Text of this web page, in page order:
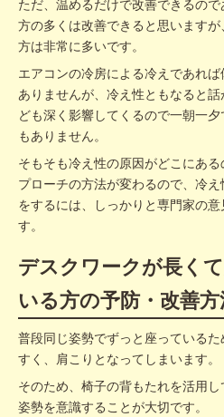
ただ、温めるだけで改善できるの
方の多くは改善できると思います
方は非常に多いです。
エアコンの冷房による冷えであれ
ありませんが、冷え性ともなると
ども深く影響してくるので一朝一
もありません。
そもそも冷え性の原因がどこにあ
プローチの方法が変わるので、冷
をするには、しっかりと専門家の
す。
デスクワークが長く
いる方の予防・改善方
普段同じ姿勢でずっと座っている
すく、肩こりとなってしまいます。
そのため、椅子の背もたれを活用
姿勢を意識することが大切です。